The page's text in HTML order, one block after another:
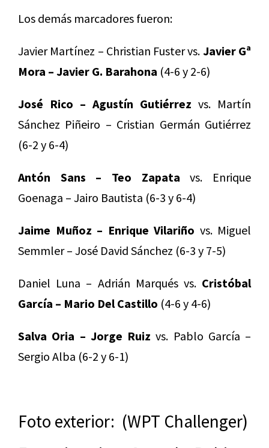
Los demás marcadores fueron:
Javier Martínez – Christian Fuster vs. Javier Gª
Mora – Javier G. Barahona (4-6 y 2-6)
José Rico – Agustín Gutiérrez vs. Martín
Sánchez Piñeiro – Cristian Germán Gutiérrez
(6-2 y 6-4)
Antón Sans – Teo Zapata vs. Enrique
Goenaga – Jairo Bautista (6-3 y 6-4)
Jaime Muñoz – Enrique Vilariño vs. Miguel
Semmler – José David Sánchez (6-3 y 7-5)
Daniel Luna – Adrián Marqués vs. Cristóbal
García – Mario Del Castillo (4-6 y 4-6)
Salva Oria – Jorge Ruiz vs. Pablo García –
Sergio Alba (6-2 y 6-1)
Foto exterior: (WPT Challenger)